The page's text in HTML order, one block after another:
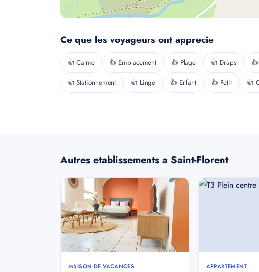
Ce que les voyageurs ont apprecie
👍 Calme 👍 Emplacement 👍 Plage 👍 Draps
👍 Stationnement 👍 Linge 👍 Enfant 👍 Petit 👍
Autres etablissements a Saint-Florent
MAISON DE VACANCES APPARTEMENT